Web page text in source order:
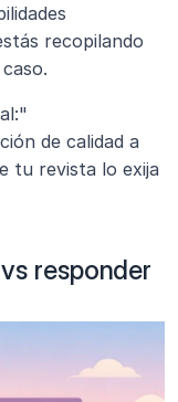
recopilando
de calidad a
tu revista lo exija
responder